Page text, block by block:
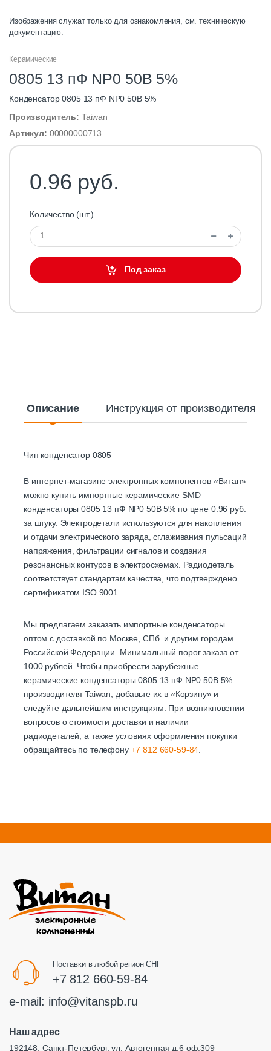
Изображения служат только для ознакомления, см. техническую
документацию.
Керамические
0805 13 пФ NP0 50В 5%
Конденсатор 0805 13 пФ NP0 50В 5%
Производитель: Taiwan
Артикул: 00000000713
0.96 руб.
Количество (шт.)
Под заказ
Описание Инструкция от производителя
Чип конденсатор 0805
В интернет-магазине электронных компонентов «Витан»
можно купить импортные керамические SMD
конденсаторы 0805 13 пФ NP0 50В 5% по цене 0.96 руб.
за штуку. Электродетали используются для накопления
и отдачи электрического заряда, сглаживания пульсаций
напряжения, фильтрации сигналов и создания
резонансных контуров в электросхемах. Радиодеталь
соответствует стандартам качества, что подтверждено
сертификатом ISO 9001.
Мы предлагаем заказать импортные конденсаторы
оптом с доставкой по Москве, СПб. и другим городам
Российской Федерации. Минимальный порог заказа от
1000 рублей. Чтобы приобрести зарубежные
керамические конденсаторы 0805 13 пФ NP0 50В 5%
производителя Taiwan, добавьте их в «Корзину» и
следуйте дальнейшим инструкциям. При возникновении
вопросов о стоимости доставки и наличии
радиодеталей, а также условиях оформления покупки
обращайтесь по телефону +7 812 660-59-84.
Поставки в любой регион СНГ
+7 812 660-59-84
e-mail: info@vitanspb.ru
Наш адрес
192148, Санкт-Петербург, ул. Автогенная д.6 оф.309